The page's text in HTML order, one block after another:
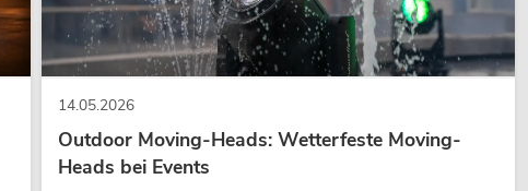
14.05.2026
Outdoor Moving-Heads: Wetterfeste Moving-
Heads bei Events